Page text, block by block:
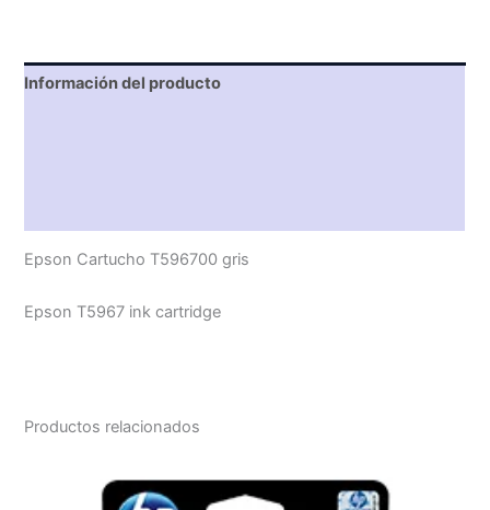
Información del producto
Epson Cartucho T596700 gris
Epson T5967 ink cartridge
Productos relacionados